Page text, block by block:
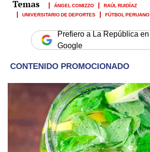
ÁNGEL COMIZZO
RAÚL RUIDÍAZ
UNIVERSITARIO DE DEPORTES
FÚTBOL PERUANO
Prefiero a La República en
Google